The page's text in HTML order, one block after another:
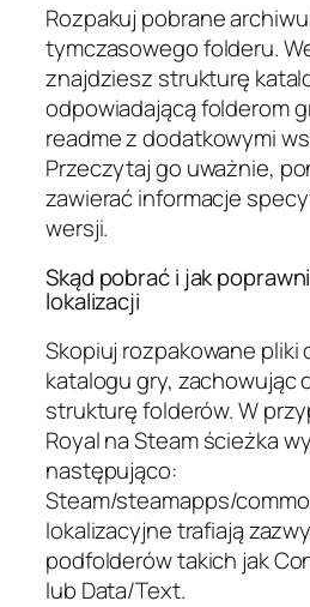
Rozpakuj pobrane
tymczasowego folderu.
znajdziesz strukturę
odpowiadającą folderom
readme z dodatkowymi
Przeczytaj go uważnie,
zawierać informacje
wersji.
Skąd pobrać i jak
lokalizacji
Skopiuj rozpakowane pliki
katalogu gry, zachowując
strukturę folderów. W
Royal na Steam ścieżka
następująco:
Steam/steamapps/
lokalizacyjne trafiają
podfolderów takich jak
lub Data/Text.